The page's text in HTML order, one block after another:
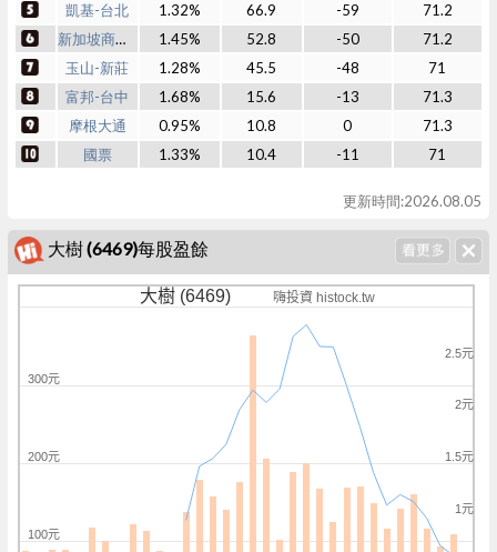
凱基-台北
1.32% 66.9 -59
71.2
新加坡商瑞銀
1.45% 52.8 -50
71.2
玉山-新莊
1.28% 45.5 -48
71
富邦-台中
1.68% 15.6 -13
71.3
摩根大通
0.95% 10.8 0
71.3
國票
1.33% 10.4 -11 71
更新時間:2026.08.05
大樹 (6469)每股盈餘
大樹 (6469) 嗨投資 histock.tw
1元
1.5元
2元
2.5元
100元
200元
300元